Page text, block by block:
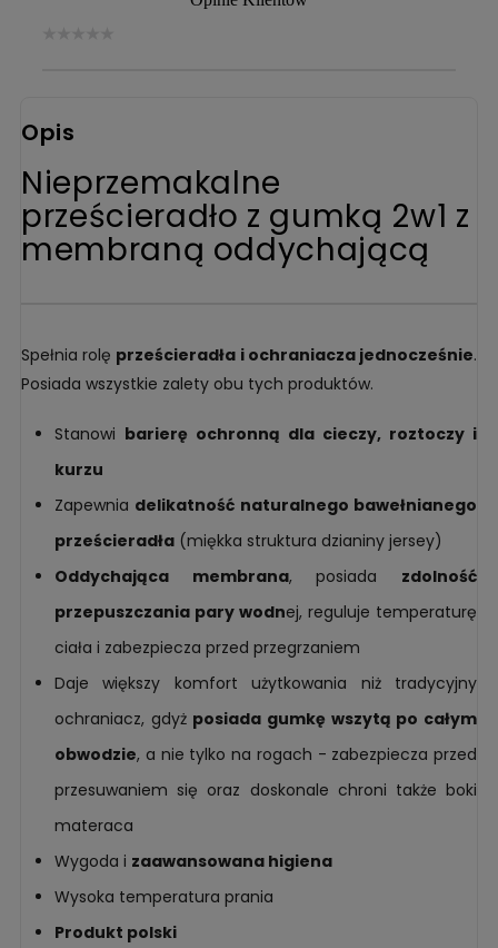
Opis
Nieprzemakalne
prześcieradło z gumką 2w1 z
membraną oddychającą
Spełnia rolę prześcieradła i ochraniacza jednocześnie.
Posiada wszystkie zalety obu tych produktów.
Stanowi barierę ochronną dla cieczy, roztoczy i
kurzu
Zapewnia delikatność naturalnego bawełnianego
prześcieradła (miękka struktura dzianiny jersey)
Oddychająca membrana, posiada zdolność
przepuszczania pary wodnej, reguluje temperaturę
ciała i zabezpiecza przed przegrzaniem
Daje większy komfort użytkowania niż tradycyjny
ochraniacz, gdyż posiada gumkę wszytą po całym
obwodzie, a nie tylko na rogach - zabezpiecza przed
przesuwaniem się oraz doskonale chroni także boki
materaca
Wygoda i zaawansowana higiena
Wysoka temperatura prania
Produkt polski